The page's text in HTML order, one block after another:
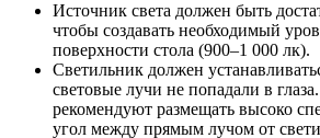
Источник света должен быть
чтобы создавать необходимый
поверхности стола (900–1 000 лк).
Светильник должен
световые лучи не попадали в
рекомендуют размещать высоко
угол между прямым лучом от